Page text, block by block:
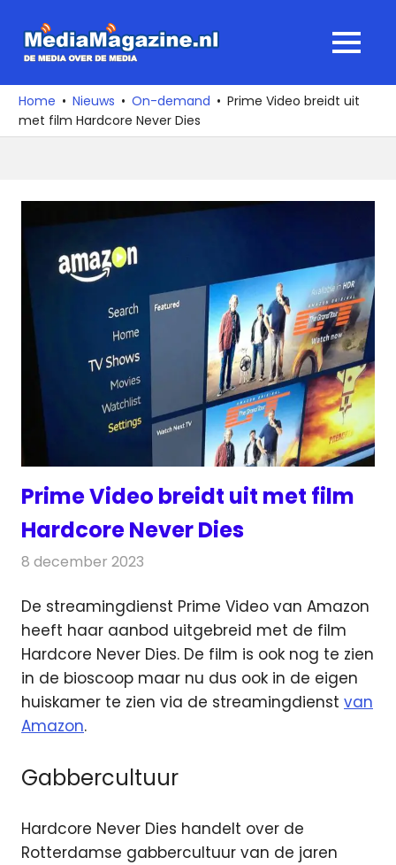
naar
media
over
de
MENU
Home Nieuws On-demand
Prime Video breidt uit
met film Hardcore Never Dies
Prime Video breidt uit met film
Hardcore Never Dies
8 december 2023
De streamingdienst Prime Video van Amazon
heeft haar aanbod uitgebreid met de film
Hardcore Never Dies. De film is ook nog te zien
in de bioscoop maar nu dus ook in de eigen
huiskamer te zien via de streamingdienst van
Amazon.
Gabbercultuur
Hardcore Never Dies handelt over de
Rotterdamse gabbercultuur van de jaren